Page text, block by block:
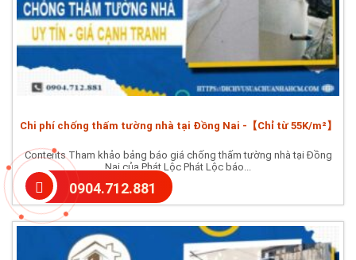
Chi phí chống thấm tường nhà tại Đồng Nai -【Chỉ từ 55K/m²】
Contents Tham khảo bảng báo giá chống thấm tường nhà tại Đồng
Nai của Phát Lộc Phát Lộc báo...
0904.712.881